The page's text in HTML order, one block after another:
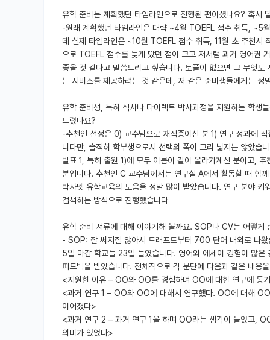
유학 준비는 계획했던 타임라인으로 진행된 편이셨나요? 혹시
-원래 계획했던 타임라인은 대략 ~4월 TOEFL 점수 취득, ~5
데 실제 타임라인은 ~10월 TOEFL 점수 취득, 11월 초 추천서
으로 TOEFL 점수를 늦게 땄던 점이 크고 저처럼 과거 영어권
좋을 것 같다고 말씀드리고 싶습니다. 토플이 없으면 그 무엇
는 서비스를 제공하려는 것 같은데, 저 같은 준비생들에게는 정
유학 준비생, 특히 석사나 다이렉트 박사과정을 지원하는 학생
드렸나요?
-추천인 선정은 0) 교수님으로 재직중이신 분 1) 연구 성과에
니다만, 솔직히 학부생으로서 선택의 폭이 그리 넓지는 않았습
발표 1, 특허 출원 1)에 모두 이름이 같이 올라가계신 분이고,
분입니다. 추천인 C 교수님께서는 연구실 A에서 활동할 때 함
박사넷 유학교육의 도움을 정말 많이 받았습니다. 연구 분야
검색하는 방식으로 진행했습니다
유학 준비 서류에 대해 이야기해 볼까요. SOP나 CV는 어떻게
- SOP: 잘 써지질 않아서 드래프트부터 700 단어 내외로 나
5일 마감 학교들 23일 들였습니다. 영어와 에세이 경험이 많은
피드백을 받았습니다. 전체적으로 각 문단에 다음과 같은 내용
<지원한 이유 – OO와 OO를 경험하며 OO에 대한 연구에 동
<과거 연구 1 – OO와 OO에 대해서 연구했다. OO에 대해
이어졌다>
<과거 연구 2 – 과거 연구 1을 하며 OO라는 생각이 들었고,
의미가 있었다>